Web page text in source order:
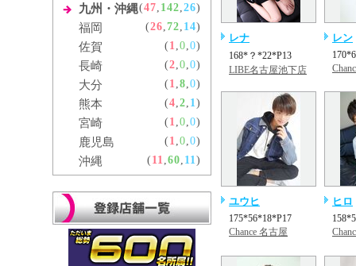
九州・沖縄(47, 142,26)
福岡 (26,72, 14)
佐賀 ( 1,0,0)
長崎 (2,0,0)
大分 ( 1,8,0)
熊本 (4,2, 1)
宮崎 ( 1,0,0)
鹿児島 ( 1,0,0)
沖縄 ( 11,60, 11)
レナ
168*？*22*P13
LIBE名古屋池下店
レン
ユウヒ
175*56*18*P17
Chance 名古屋
ヒロ